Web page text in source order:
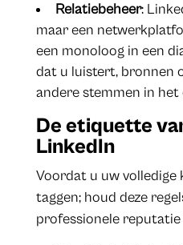
Relatiebeheer:
maar een
een monoloog in een
dat u luistert, bronnen
andere stemmen in
De etiquette
LinkedIn
Voordat u uw volledige
taggen; houd deze
professionele reputatie